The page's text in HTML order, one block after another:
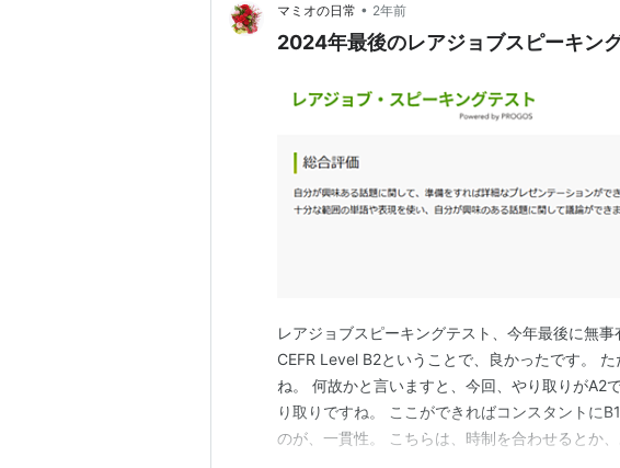
マミオの日常 • 2年前
2024年最後のレアジョブスピーキン
レアジョブスピーキングテスト、今年最後に無事
CEFR Level B2ということで、良かったです。
ね。 何故かと言いますと、今回、やり取りがA2
り取りですね。 ここができればコンスタントに
のが、一貫性。 こちらは、時制を合わせるとか